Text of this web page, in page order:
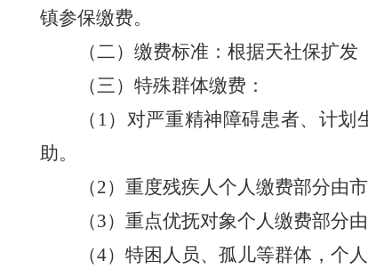
镇参保缴费。
（二）缴费标准 ： 根据天社保扩发
（三）特殊群体缴费 ：
（ 1） 对严重精神障碍患者、计划
助。
（2） 重度残疾人个人缴费部分由市
（3） 重点优抚对象个人缴费部分由
（4） 特困人员、孤儿等群体，个